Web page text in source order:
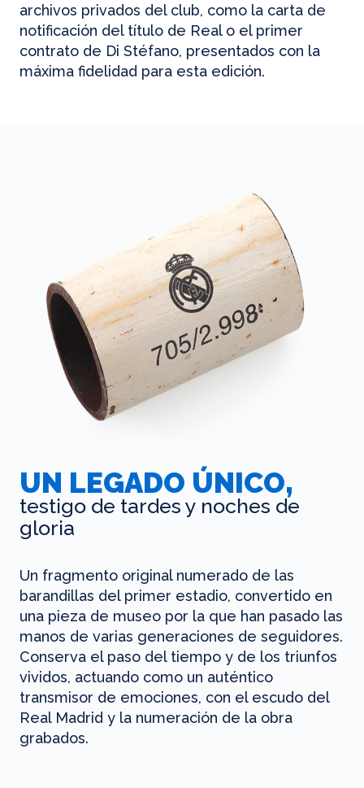
archivos privados del club, como la carta de
notificación del título de Real o el primer
contrato de Di Stéfano, presentados con la
máxima fidelidad para esta edición.
UN LEGADO ÚNICO,
testigo de tardes y noches de
gloria
Un fragmento original numerado de las
barandillas del primer estadio, convertido en
una pieza de museo por la que han pasado las
manos de varias generaciones de seguidores.
Conserva el paso del tiempo y de los triunfos
vividos, actuando como un auténtico
transmisor de emociones, con el escudo del
Real Madrid y la numeración de la obra
grabados.